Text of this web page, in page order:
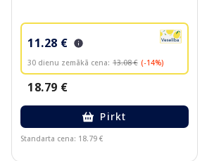
11.28 €
30 dienu zemākā cena: 13.08 € (-14%)
18.79 €
Pirkt
Standarta cena: 18.79 €